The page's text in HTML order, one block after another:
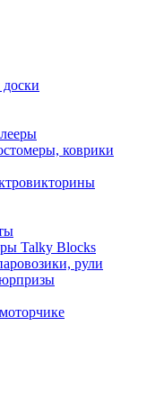
коврики
Talky Blocks
рули